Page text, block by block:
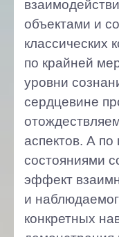
объектами и
классических
по крайней
уровни
сердцевине
аспектов. А
состояниями
эффект
и
конкретных